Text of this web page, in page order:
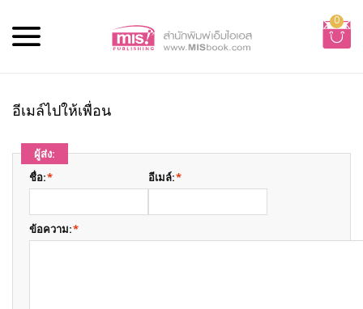
0
อีเมล์ไปให้เพื่อน
ผู้ส่ง:
*
ชื่อ: *
อีเมล์:
*
ข้อความ: